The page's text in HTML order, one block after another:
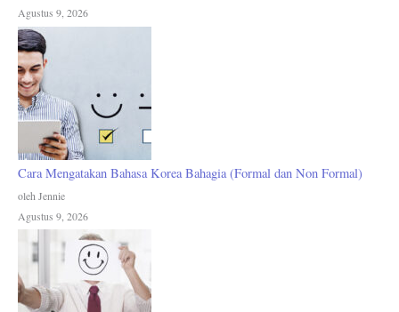
Agustus 9, 2026
Cara Mengatakan Bahasa Korea Bahagia (Formal dan Non Formal)
oleh Jennie
Agustus 9, 2026